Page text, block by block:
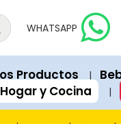
unless explicitly
LD) on each page
and items
PagoEfectivo.
WHATSAPP
Productos |
Hogar y Cocina |